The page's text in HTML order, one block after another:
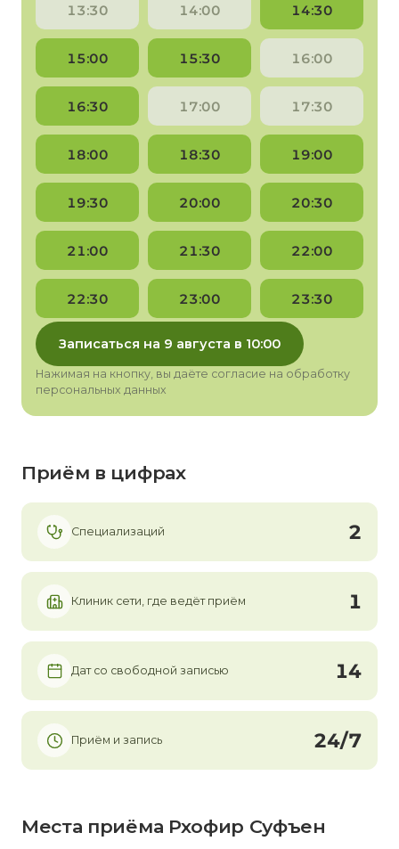
13:30 14:00 14:30
15:00 15:30 16:00
16:30 17:00 17:30
18:00 18:30 19:00
19:30 20:00 20:30
21:00 21:30 22:00
22:30 23:00 23:30
Записаться на 9 августа в 10:00
Нажимая на кнопку, вы даёте согласие на обработку
персональных данных
Приём в цифрах
Специализаций 2
Клиник сети, где ведёт приём 1
Дат со свободной записью 14
Приём и запись 24/7
Места приёма Рхофир Суфъен